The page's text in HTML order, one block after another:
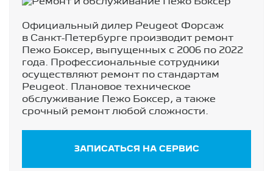
Официальный дилер Peugeot Форсаж
в Санкт-Петербурге производит ремонт
Пежо Боксер, выпущенных с 2006 по 2022
года. Профессиональные сотрудники
осуществляют ремонт по стандартам
Peugeot. Плановое техническое
обслуживание Пежо Боксер, а также
срочный ремонт любой сложности.
ЗАПИСАТЬСЯ НА СЕРВИС